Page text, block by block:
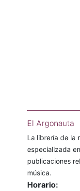
El Argonauta
La librería de la
especializada
publicaciones
música.
Horario: